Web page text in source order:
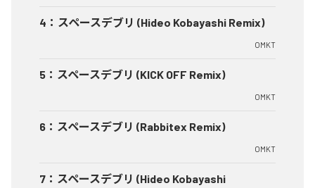
4 ： スペースデブリ (Hideo Kobayashi Remix)
OMKT
5 ： スペースデブリ (KICK OFF Remix)
OMKT
6 ： スペースデブリ (Rabbitex Remix)
OMKT
7 ： スペースデブリ (Hideo Kobayashi